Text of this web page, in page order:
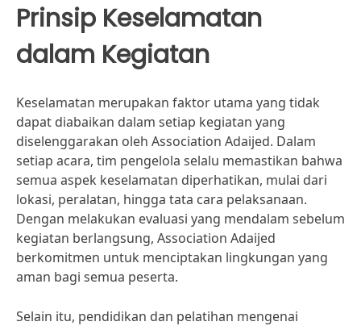
Prinsip Keselamatan
dalam Kegiatan
Keselamatan merupakan faktor utama yang tidak
dapat diabaikan dalam setiap kegiatan yang
diselenggarakan oleh Association Adaijed. Dalam
setiap acara, tim pengelola selalu memastikan bahwa
semua aspek keselamatan diperhatikan, mulai dari
lokasi, peralatan, hingga tata cara pelaksanaan.
Dengan melakukan evaluasi yang mendalam sebelum
kegiatan berlangsung, Association Adaijed
berkomitmen untuk menciptakan lingkungan yang
aman bagi semua peserta.
Selain itu, pendidikan dan pelatihan mengenai